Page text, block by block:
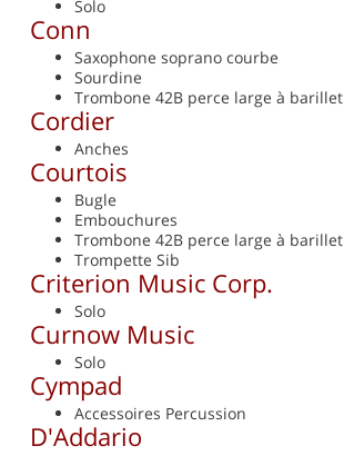
Solo
Conn
Saxophone soprano courbe
Sourdine
Trombone 42B perce large à barillet
Cordier
Anches
Courtois
Bugle
Embouchures
Trombone 42B perce large à barillet
Trompette Sib
Criterion Music Corp.
Solo
Curnow Music
Solo
Cympad
Accessoires Percussion
D'Addario